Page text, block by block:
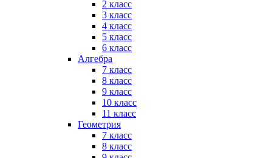
2 класс
3 класс
4 класс
5 класс
6 класс
Алгебра
7 класс
8 класс
9 класс
10 класс
11 класс
Геометрия
7 класс
8 класс